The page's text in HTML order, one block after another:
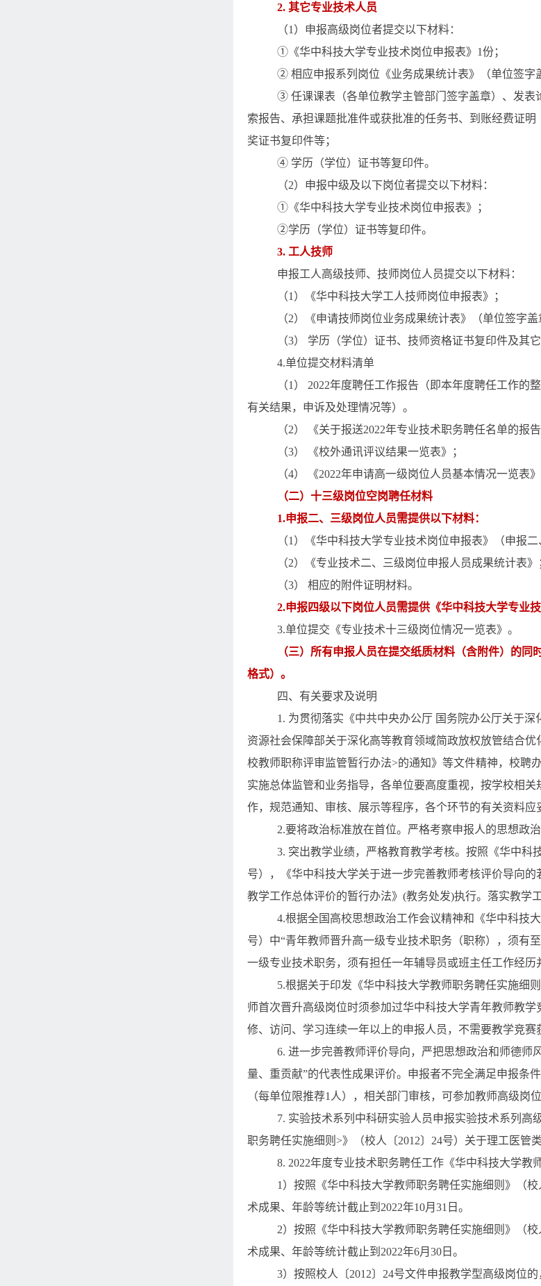
2. 其它专业技术人员
（1 ）申报高级岗位者提交以下材料：
①《华中科技大学专业技术岗位申报表》 1份；
② 相应申报系列岗位《业务成果统计表》（单位签字
③ 任课课表（各单位教学主管部门签字盖章）、发表
索报告、承担课题批准件或获批准的任务书、到账经费证
奖证书复印件等；
④ 学历（学位）证书等复印件。
（2）申报中级及以下岗位者提交以下材料：
①《华中科技大学专业技术岗位申报表》；
②学历（学位）证书等复印件。
3. 工人技师
申报工人高级技师、技师岗位人员提交以下材料：
（1 ）《华中科技大学工人技师岗位申报表》；
（2）《申请技师岗位业务成果统计表》（单位签字盖
（3） 学历（学位）证书、技师资格证书复印件及其
4.单位提交材料清单
（1 ） 2022年度聘任工作报告（即本年度聘任工作的
有关结果，申诉及处理情况等）。
（2） 《关于报送2022年专业技术职务聘任名单的报告
（3） 《校外通讯评议结果一览表》；
（4） 《2022年申请高一级岗位人员基本情况一览表》
（二）十三级岗位空岗聘任材料
1.申报二、三级岗位人员需提供以下材料：
（1 ）《华中科技大学专业技术岗位申报表》（申报二
（2）《专业技术二、三级岗位申报人员成果统计表》
（3） 相应的附件证明材料。
2.申报四级以下岗位人员需提供《华中科技大学专业
3.单位提交《专业技术十三级岗位情况一览表》。
（三）所有申报人员在提交纸质材料（含附件）的
格式）。
四、有关要求及说明
1. 为贯彻落实《中共中央办公厅 国务院办公厅关于
资源社会保障部关于深化高等教育领域简政放权放管结合
校教师职称评审监管暂行办法>的通知》等文件精神，校聘
实施总体监管和业务指导，各单位要高度重视，按学校相
作，规范通知、审核、展示等程序，各个环节的有关资料应
2.要将政治标准放在首位。严格考察申报人的思想政
3. 突出教学业绩，严格教育教学考核。按照《华中科
号），《华中科技大学关于进一步完善教师考核评价导向的
教学工作总体评价的暂行办法》 (教务处发)执行。落实教学
4.根据全国高校思想政治工作会议精神和《华中科技
号）中“青年教师晋升高一级专业技术职务（职称），须有
一级专业技术职务，须有担任一年辅导员或班主任工作经
5.根据关于印发《华中科技大学教师职务聘任实施细
师首次晋升高级岗位时须参加过华中科技大学青年教师教
修、访问、学习连续一年以上的申报人员，不需要教学竞赛
6. 进一步完善教师评价导向，严把思想政治和师德师
量、重贡献”的代表性成果评价。申报者不完全满足申报条
（每单位限推荐1 人），相关部门审核，可参加教师高级岗
7. 实验技术系列中科研实验人员申报实验技术系列高
职务聘任实施细则 >》（校人〔2012〕 24号）关于理工医管
8. 2022年度专业技术职务聘任工作《华中科技大学教
1 ）按照《华中科技大学教师职务聘任实施细则》（校
术成果、年龄等统计截止到 2022年10月 31 日。
2）按照《华中科技大学教师职务聘任实施细则》（校
术成果、年龄等统计截止到 2022年6月 30 日。
3）按照校人〔2012〕 24号文件申报教学型高级岗位